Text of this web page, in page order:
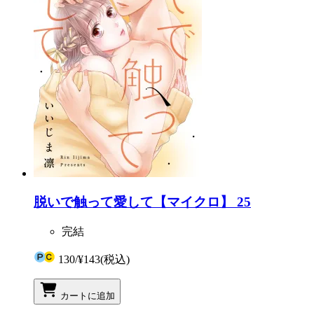
脱いで触って愛して【マイクロ】 25
完結
130/¥143(税込)
カートに追加